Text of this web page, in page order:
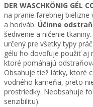
DER WASCHKÖNIG GÉL
na pranie farebnej bielizne
a hodváb. Účinne
šedivenie a ničenie
určený pre všetky typy
gélu ho dovoľuje použiť aj
ktoré pomáhajú
Obsahuje tiež látky, ktoré
vodného kameňa, preto
prostriedky. Neobsahuje
senzibilitu).